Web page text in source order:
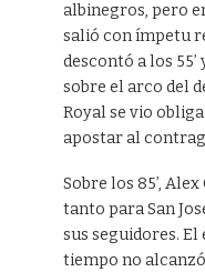
albinegros, pero
salió con ímpetu
descontó a los
sobre el arco del
Royal se vio
apostar al
Sobre los 85’,
tanto para San
sus seguidores.
tiempo no